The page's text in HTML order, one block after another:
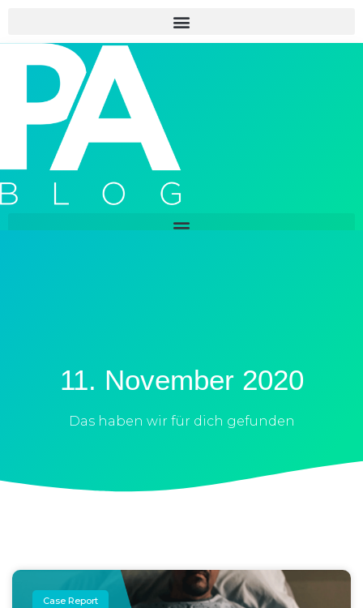
11. November 2020
Das haben wir für dich gefunden
Case Report